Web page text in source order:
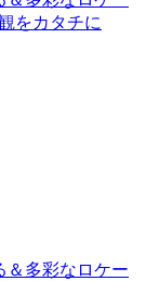
をカタチに
＆多彩なロケー